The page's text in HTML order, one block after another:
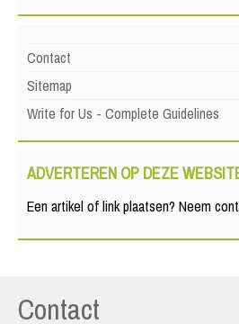
Contact
Sitemap
Write for Us - Complete Guidelines
ADVERTEREN OP DEZE
Een artikel of link plaatsen? Neem
Contact